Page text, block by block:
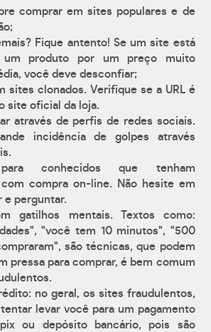
comprar em sites populares e de
Fique antento! Se um site está
um produto por um preço muito
você deve desconfiar;
sites clonados. Verifique se a URL é
site oficial da loja.
através de perfis de redes sociais.
incidência de golpes através
para conhecidos que tenham
compra on-line. Não hesite em
e perguntar.
gatilhos mentais. Textos como:
"você tem 10 minutos", "500
são técnicas, que podem
pressa para comprar, é bem comum
no geral, os sites fraudulentos,
levar você para um pagamento
ou depósito bancário, pois são